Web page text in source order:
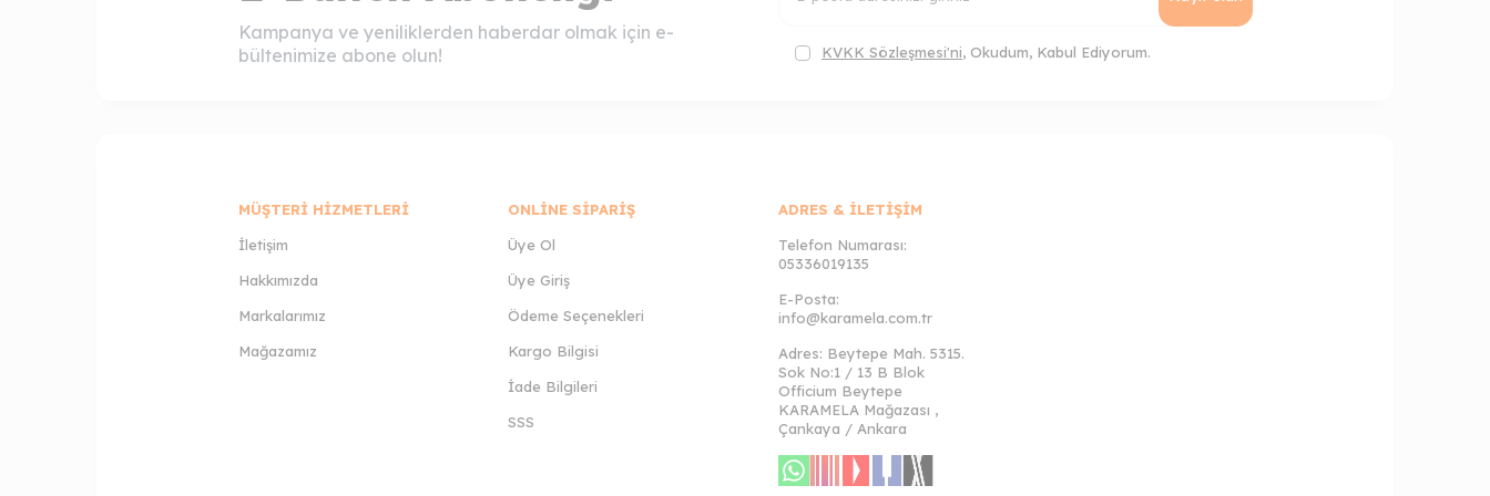
Kampanya ve yeniliklerden haberdar olmak için e-
bültenimize abone olun!
KVKK Sözleşmesi'ni, Okudum, Kabul Ediyorum.
MÜŞTERI HIZMETLERI
İletişim
Hakkımızda
Markalarımız
Mağazamız
ONLINE SIPARIŞ
Üye Ol
Üye Giriş
Ödeme Seçenekleri
Kargo Bilgisi
İade Bilgileri
SSS
ADRES & İLETIŞIM
Telefon Numarası:
05336019135
E-Posta:
info@karamela.com.tr
Adres: Beytepe Mah. 5315.
Sok No:1 / 13 B Blok
Officium Beytepe
KARAMELA Mağazası ,
Çankaya / Ankara